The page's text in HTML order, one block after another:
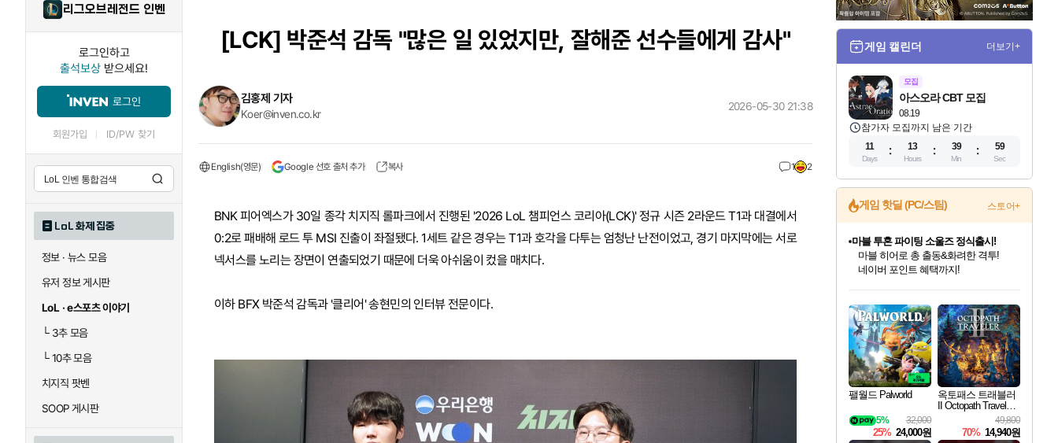
리그오브레전드 인벤
로그인하고
출석보상 받으세요!
로그인
회원가입 ID/PW 찾기
LoL 화제 집중
정보 · 뉴스 모음
유저 정보 게시판
LoL · e스포츠 이야기
└3추 모음
└10추 모음
치지직 팟벤
SOOP 게시판
[LCK] 박준석 감독 "많은 일 있었지만, 잘해준 선수들에게 감사"
김홍제 기자
Koer@inven.co.kr
English(영문) Google 선호 출처 추가 복사 1 2
2026-05-30 21:38
BNK 피어엑스가 30일 종각 치지직 롤파크에서 진행된 '2026 LoL 챔피언스 코리아(LCK)' 정규 시즌 2라운드 T1과 대결에서
0:2로 패배해 로드 투 MSI 진출이 좌절됐다. 1세트 같은 경우는 T1과 호각을 다투는 엄청난 난전이었고, 경기 마지막에는 서로
넥서스를 노리는 장면이 연출되었기 때문에 더욱 아쉬움이 컸을 매치다.
이하 BFX 박준석 감독과 '클리어' 송현민의 인터뷰 전문이다.
게임 캘린더 더보기+
모집
08.19
아스오라 CBT 모집
참가자 모집까지 남은 기간
11
Days
13
Hours
39
Min
57
Sec
게임 핫딜 (PC/스팀) 스토어+
최대 90% 할인가를 만나보세요!
네이버혜택과 함께 만나보세요!
50%할인&추가 적립까지!
마블 투혼 파이팅 소울즈 정식출시!
마블 히어로 총 출동&화려한 격투!
네이버 포인트 혜택까지!
이니&베니 혜택까지!
네이버 혜택가와 함께 예약하세요!
할인&네이버혜택으로 만나보세요!
네이버페이 혜택과 만나보세요!
40주년 프로모션으로 만나보세요!
할인가에 만나보세요!
일부 에디션 상시 할인!
혜택으로 예약 판매 중
편안하게 충전하세요
팰월드 Palworld
32,000
5%
25% 24,000원
옥토패스 트래블러
II Octopath Traveler I
49,800
70% 14,940원